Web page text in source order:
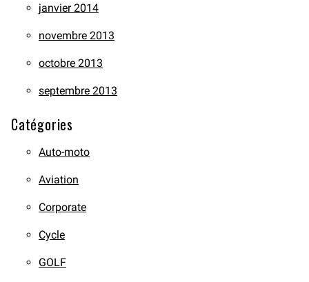
janvier 2014
novembre 2013
octobre 2013
septembre 2013
Catégories
Auto-moto
Aviation
Corporate
Cycle
GOLF